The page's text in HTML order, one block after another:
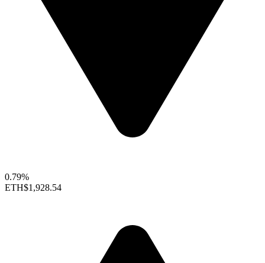
0.79%
ETH$1,928.54